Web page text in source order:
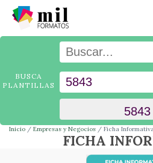
BUSCA
PLANTILLAS
Inicio Empresas y Negocios Ficha
FICHA